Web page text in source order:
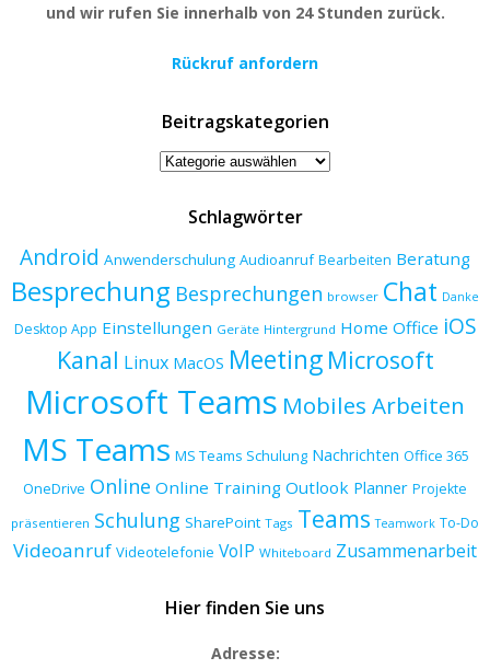
und wir rufen Sie innerhalb von 24 Stunden zurück.
Rückruf anfordern
Beitragskategorien
Beitragskategorien
Schlagwörter
Android Anwenderschulung Audioanruf Bearbeiten Beratung
Besprechung Besprechungen browser Chat Danke
Desktop App Einstellungen Geräte Hintergrund Home Office iOS
Kanal Linux MacOS Meeting Microsoft
Microsoft Teams Mobiles Arbeiten
MS Teams MS Teams Schulung Nachrichten Office 365
OneDrive Online Online Training Outlook Planner Projekte
präsentieren Schulung SharePoint Tags Teams Teamwork To-Do
Videoanruf Videotelefonie VoIP Whiteboard Zusammenarbeit
Hier finden Sie uns
Adresse: